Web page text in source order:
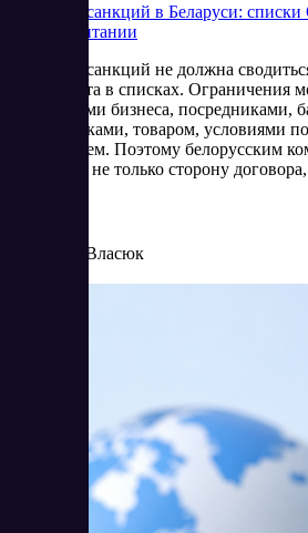
Проверка санкций в Беларуси:
Великобритании
Проверка санкций не должна
контрагента в списках. Ограничения
владельцами бизнеса, посредниками,
перевозчиками, товаром, условиями
получателем. Поэтому белорусским
оценивать не только сторону
Елена Власюк